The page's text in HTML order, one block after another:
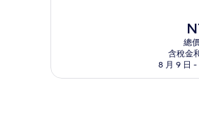
好，
現
在
價
格
為
總
含稅金
8 月 9 日 -